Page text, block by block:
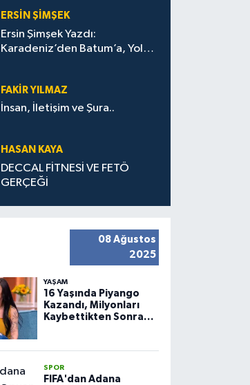
ERSIN ŞIMŞEK
Ersin Şimşek Yazdı:
Karadeniz’den Batum’a, Yolun
FAKIR YILMAZ
İnsan, İletişim ve Şura..
HASAN KAYA
DECCAL FİTNESİ VE FETÖ
GERÇEĞİ
08 Ağustos
2025
YAŞAM
16 Yaşında Piyango
Kazandı, Milyonları
Kaybettikten Sonra
SPOR
FIFA'dan Adana